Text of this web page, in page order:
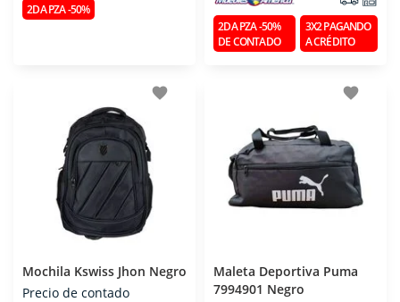
2DA PZA -50%
2DA PZA -50%
DE CONTADO
3X2 PAGANDO
A CRÉDITO
favorite
Mochila Kswiss Jhon Negro
Precio de contado
favorite
Maleta Deportiva Puma
7994901 Negro